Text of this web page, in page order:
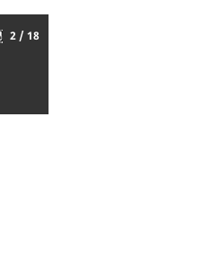
2 / 18